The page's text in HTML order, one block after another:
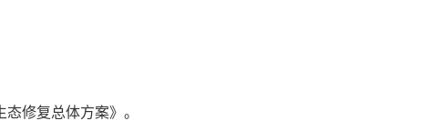
修复总体方案》。